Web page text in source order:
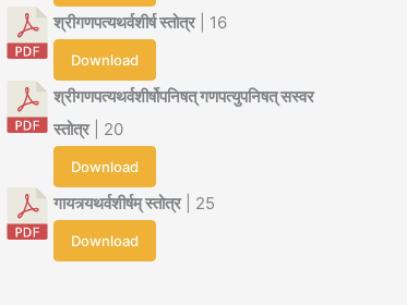
श्रीगणपत्यथर्वशीर्ष स्तोत्र| 16
Download
श्रीगणपत्यथर्वशीर्षोपनिषत् गणपत्युपनिषत् सस्वर
स्तोत्र| 20
Download
गायत्र्यथर्वशीर्षम् स्तोत्र| 25
Download